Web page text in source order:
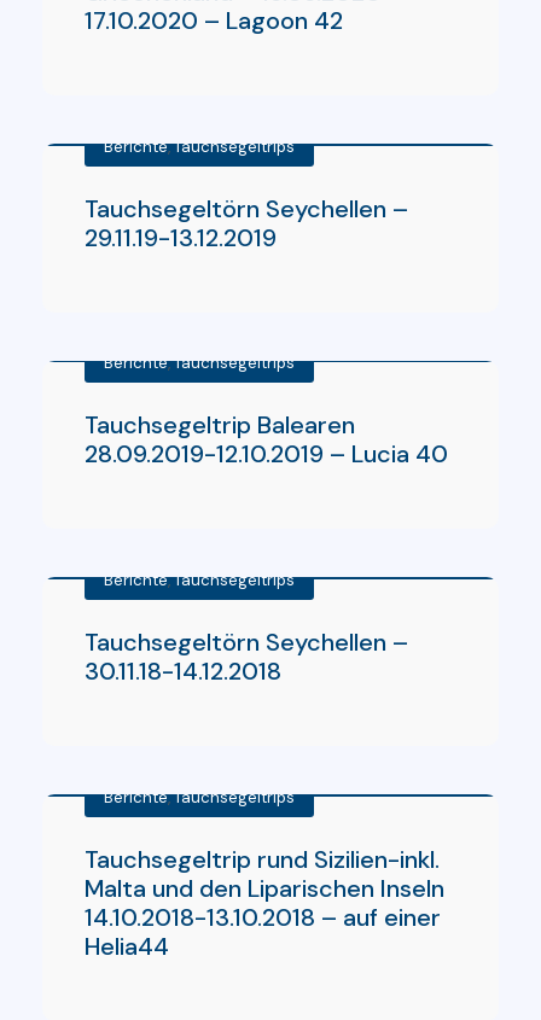
17.10.2020 – Lagoon 42
Berichte,Tauchsegeltrips
Tauchsegeltörn Seychellen –
29.11.19-13.12.2019
Berichte,Tauchsegeltrips
Tauchsegeltrip Balearen
28.09.2019-12.10.2019 – Lucia 40
Berichte,Tauchsegeltrips
Tauchsegeltörn Seychellen –
30.11.18-14.12.2018
Berichte,Tauchsegeltrips
Tauchsegeltrip rund Sizilien-inkl.
Malta und den Liparischen Inseln
14.10.2018-13.10.2018 – auf einer
Helia44